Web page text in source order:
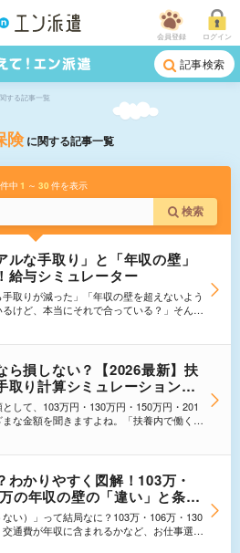
会員登録 ログイン
記事検索
する記事一覧
険 に関する記事一覧
件中 1 ～ 30 件を表示
検索
ルな手取り」と「年収の壁」
給与シミュレーター
手取りが減った」「年収の壁を超えないよう
けど、本当にそれで合っている？」そんな
レーターが答えます。 時給・週の労働時
。 <strong>※あくまで概算です。正確な金
細等でご確認ください。</strong>
ら損しない？【2026最新】扶
取り計算シミュレーション＆
早見表｜106万・130万の壁も
として、103万円・130万円・150万円・201
な金額を聞きますよね。「扶養内で働く場
らまで稼いで良いの？」そんなふうに戸惑
遣編集部』が、わかりやすく解説します。
に抑えると、損になりにくいのか」を最
底シミュレーション。「手取りが伸び悩む
、あなたに最適な働き方を見つけるための
てご活用ください。
わかりやすく図解！103万・
の年収の壁の「違い」と条件
収の数え方まで【基礎知識・
の扶養枠内、扶養範囲内で働
ない）」って結局なに？103万・106万・130
通費が年収に含まれるかなど、お仕事選び
いですよね。正しく理解していないと、社